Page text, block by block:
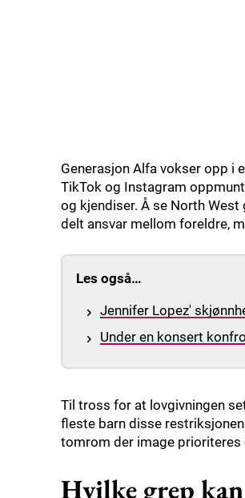
Generasjon Alfa vokser opp i
TikTok og Instagram
og kjendiser. Å se North
delt ansvar mellom foreldre,
Les også…
Jennifer Lopez'
Under en konsert
Til tross for at lovgivningen
fleste barn disse
tomrom der image prioriteres
Hvilke grep